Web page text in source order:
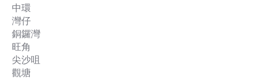
中環
灣仔
銅鑼灣
旺角
尖沙咀
觀塘